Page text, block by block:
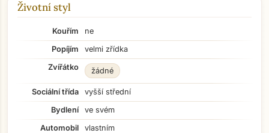
Životní styl
Kouřím
ne
Popíjím
velmi zřídka
Zvířátko
žádné
Sociální třída
vyšší střední
Bydlení
ve svém
Automobil
vlastním